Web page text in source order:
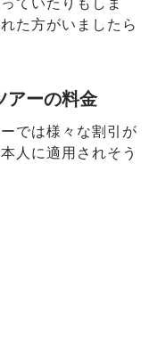
た方がいましたら
アーの料金
では様々な割引が
人に適用されそう